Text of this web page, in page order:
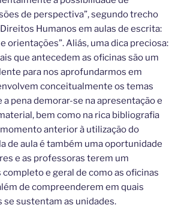
de perspectiva”, segundo trecho
Humanos em aulas de escrita:
orientações”. Aliás, uma dica preciosa:
que antecedem as oficinas são um
para nos aprofundarmos em
conceitualmente os temas
a pena demorar-se na apresentação e
bem como na rica bibliografia
anterior à utilização do
de aula é também uma oportunidade
e as professoras terem um
completo e geral de como as oficinas
de compreenderem em quais
se sustentam as unidades.